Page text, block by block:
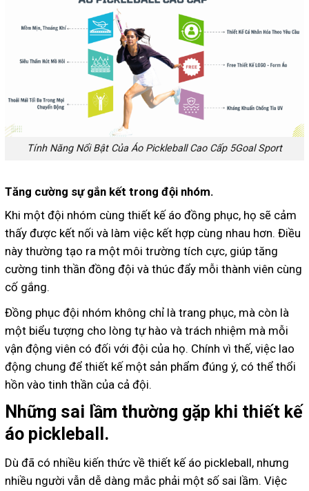
Tính Năng Nổi Bật Của Áo Pickleball Cao Cấp 5Goal Sport
Tăng cường sự gắn kết trong đội nhóm.
Khi một đội nhóm cùng thiết kế áo đồng phục, họ sẽ cảm
thấy được kết nối và làm việc kết hợp cùng nhau hơn. Điều
này thường tạo ra một môi trường tích cực, giúp tăng
cường tinh thần đồng đội và thúc đẩy mỗi thành viên cùng
cố gắng.
Đồng phục đội nhóm không chỉ là trang phục, mà còn là
một biểu tượng cho lòng tự hào và trách nhiệm mà mỗi
vận động viên có đối với đội của họ. Chính vì thế, việc lao
động chung để thiết kế một sản phẩm đúng ý, có thể thổi
hồn vào tinh thần của cả đội.
Những sai lầm thường gặp khi thiết kế
áo pickleball.
Dù đã có nhiều kiến thức về thiết kế áo pickleball, nhưng
nhiều người vẫn dễ dàng mắc phải một số sai lầm. Việc